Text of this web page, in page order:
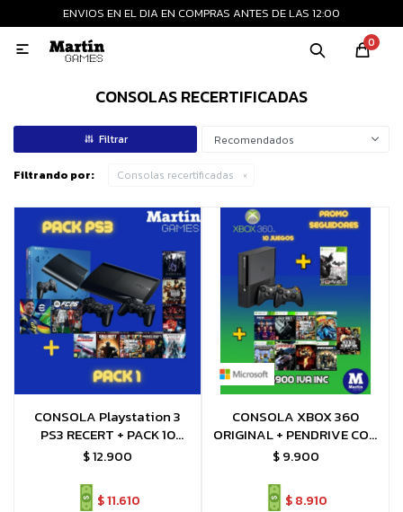
ENVIOS EN EL DIA EN COMPRAS ANTES DE LAS 12:00
0

CONSOLAS RECERTIFICADAS
Recomendados
Filtrando por: Consolas recertificadas
CONSOLA Playstation 3
PS3 RECERT + PACK 10
JUEGOS FC26 MOD
$12.900
$11.610
CONSOLA XBOX 360
ORIGINAL + PENDRIVE CON
9 JUEGOS + 1 JUEGO FISICO
$ 9.900
$8.910
MI CUENTA
Consolas nuevas
Consolas recertificadas
Juegos
Accesorios